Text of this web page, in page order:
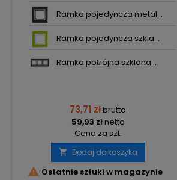
Ramka pojedyncza metal...
Ramka pojedyncza szkla...
Ramka potrójna szklana...
73,71 złbrutto
59,93 złnetto
Cena za szt.
 Dodaj do koszyka
 Ostatnie sztuki w magazynie